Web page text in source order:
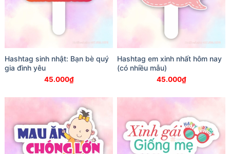
Hashtag sinh nhật: Bạn bè quý
gia đình yêu
45.000₫
Hashtag em xinh nhất hôm nay
(có nhiều mẫu)
45.000₫